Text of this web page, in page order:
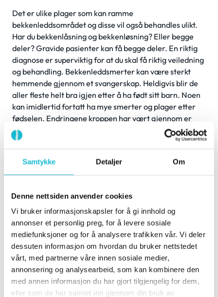
Samtykke Detaljer Om
Denne nettsiden anvender cookies
Vi bruker informasjonskapsler for å gi innhold og
annonser et personlig preg, for å levere sosiale
mediefunksjoner og for å analysere trafikken vår. Vi deler
dessuten informasjon om hvordan du bruker nettstedet
vårt, med partnerne våre innen sosiale medier,
annonsering og analysearbeid, som kan kombinere den
med annen informasjon du har gjort tilgjengelig for dem,
eller som de har samlet inn gjennom din bruk av
Det er ulike plager som kan ramme
bekkenleddsområdet og disse vil også behandles ulikt.
Har du bekkenlåsning og bekkenløsning? Eller begge
deler? Gravide pasienter kan få begge deler. En riktig
diagnose er superviktig for at du skal få riktig veiledning
og behandling. Bekkenleddsmerter kan være sterkt
hemmende gjennom et svangerskap. Heldigvis blir de
aller fleste helt bra igjen etter å ha født sitt barn. Noen
kan imidlertid fortatt ha mye smerter og plager etter
fødselen. Endringene kroppen har vært gjennom er
enorme og de skjer over kort tid. Så igjen – husk at
bekken og ryggsøyle bør fungere så optimalt som mulig!